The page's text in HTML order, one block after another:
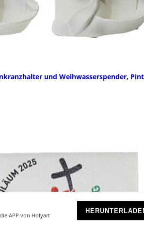
APP von Holyart
und Weihwasserspender,